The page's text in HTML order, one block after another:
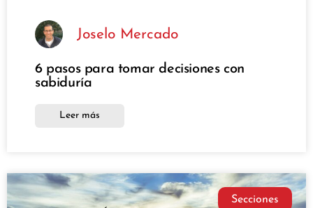
Joselo Mercado
6 pasos para tomar decisiones con
sabiduría
Leer más
Secciones